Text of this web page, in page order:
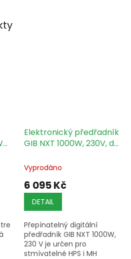
Elektronický předřadník
GIB NXT 1000W, 230V, do
Vyprodáno
6 095 Kč
DETAIL
Přepínatelný digitální
předřadník GIB NXT 1000W,
230 V je určen pro
stmívatelné HPS i MH